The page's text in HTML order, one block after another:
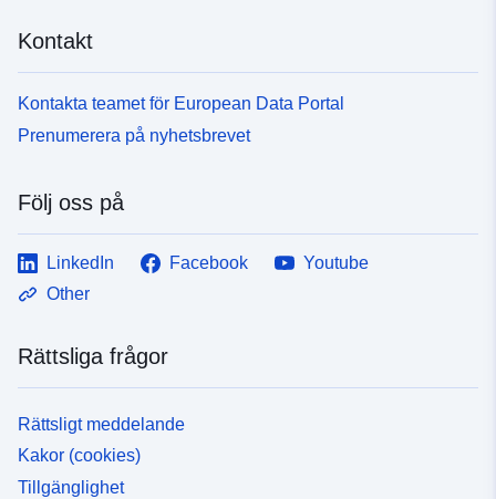
Kontakt
Kontakta teamet för European Data Portal
Prenumerera på nyhetsbrevet
Följ oss på
LinkedIn Facebook
Youtube
Other
Rättsliga frågor
Rättsligt meddelande
Kakor (cookies)
Tillgänglighet